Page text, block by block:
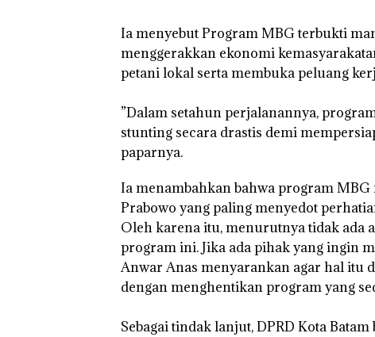
‎Ia menyebut Program MBG terbukti
menggerakkan ekonomi
petani lokal serta membuka peluang
‎”Dalam setahun perjalanannya,
stunting secara drastis demi
paparnya.
‎Ia menambahkan bahwa program
Prabowo yang paling menyedot
Oleh karena itu, menurutnya tidak ada
program ini. Jika ada pihak yang ingin
Anwar Anas menyarankan agar hal itu
dengan menghentikan program yang
‎Sebagai tindak lanjut, DPRD Kota